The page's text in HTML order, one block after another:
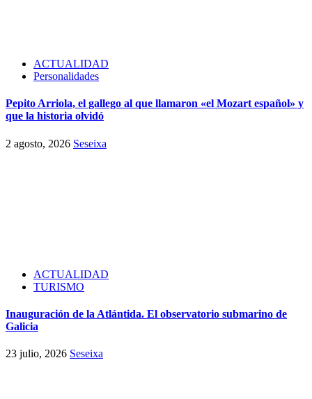
ACTUALIDAD
Personalidades
Pepito Arriola, el gallego al que llamaron «el Mozart español» y
que la historia olvidó
2 agosto, 2026 Seseixa
ACTUALIDAD
TURISMO
Inauguración de la Atlántida. El observatorio submarino de
Galicia
23 julio, 2026 Seseixa